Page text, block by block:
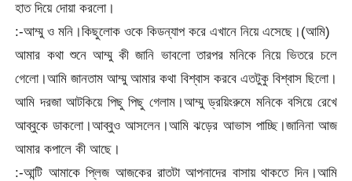
হাত দিয়ে দোয়া করলো।
:-আম্মু ও মনি।কিছুলোক ওকে কিডন্যাপ করে এখানে নিয়ে এসেছে।(আমি)
আমার কথা শুনে আম্মু কী জানি ভাবলো তারপর মনিকে নিয়ে ভিতরে চলে
গেলো।আমি জানতাম আম্মু আমার কথা বিশ্বাস করবে এতটুকু বিশ্বাস ছিলো।
আমি দরজা আটকিয়ে পিছু পিছু গেলাম।আম্মু ড্রয়িংরুমে মনিকে বসিয়ে রেখে
আব্বুকে ডাকলো।আব্বুও আসলেন।আমি ঝড়ের আভাস পাচ্ছি।জানিনা আজ
আমার কপালে কী আছে।
:-আন্টি আমাকে প্লিজ আজকের রাতটা আপনাদের বাসায় থাকতে দিন।আমি